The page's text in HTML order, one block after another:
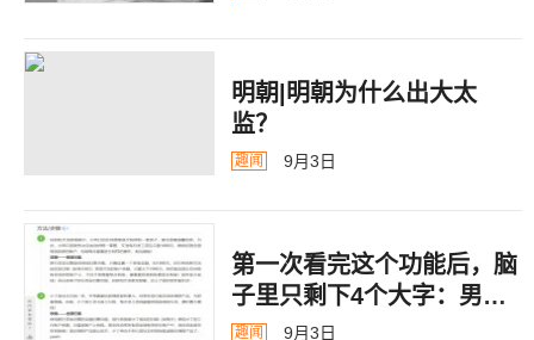
明朝|明朝为什么出大太
监？ ​​​
趣闻 9月3日
第一次看完这个功能后，脑
子里只剩下4个大字：男德
银行
趣闻 9月3日